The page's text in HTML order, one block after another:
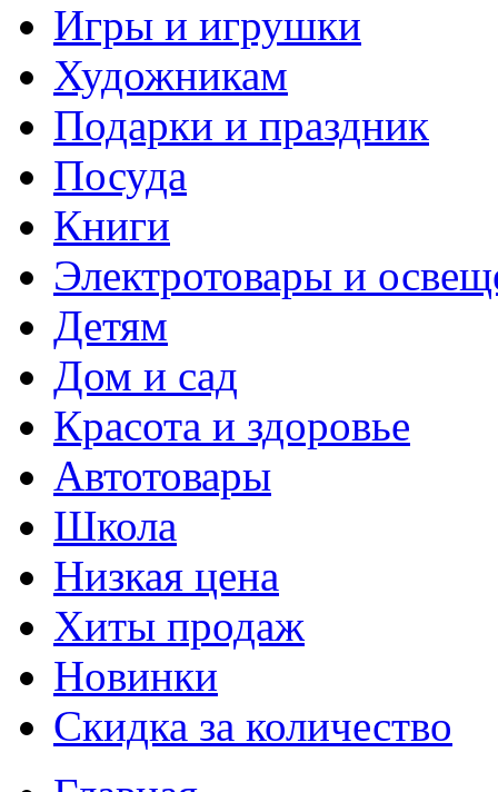
Игры и игрушки
Художникам
Подарки и праздник
Посуда
Книги
Электротовары и
Детям
Дом и сад
Красота и здоровье
Автотовары
Школа
Низкая цена
Хиты продаж
Новинки
Скидка за количество